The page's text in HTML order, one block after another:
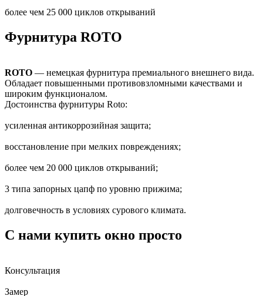
более чем 25 000 циклов открываний
Фурнитура ROTO
ROTO — немецкая фурнитура премиального внешнего вида.
Обладает повышенными противовзломными качествами и
широким функционалом.
Достоинства фурнитуры Roto:
усиленная антикоррозийная защита;
восстановление при мелких повреждениях;
более чем 20 000 циклов открываний;
3 типа запорных цапф по уровню прижима;
долговечность в условиях сурового климата.
С нами купить окно просто
Консультация
Замер